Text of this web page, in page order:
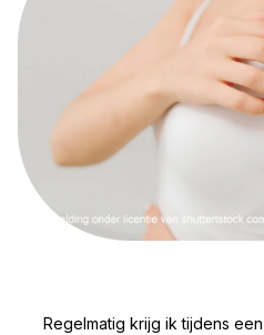
Regelmatig krijg ik tijdens